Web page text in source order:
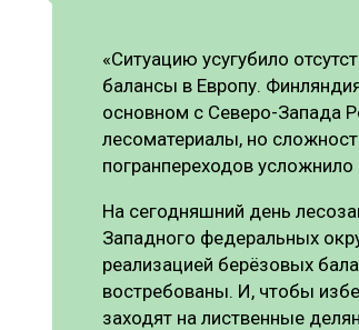
«Ситуацию усугубило
балансы в Европу.
основном с Северо-Запада
лесоматериалы, но
погранпереходов
На сегодняшний день
Западного федеральных
реализацией берёзовых
востребованы. И, чтобы
заходят на лиственные